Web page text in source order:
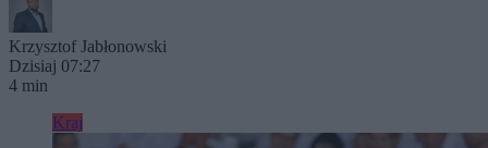
Krzysztof Jabłonowski
Dzisiaj 07:27
4 min
Kraj